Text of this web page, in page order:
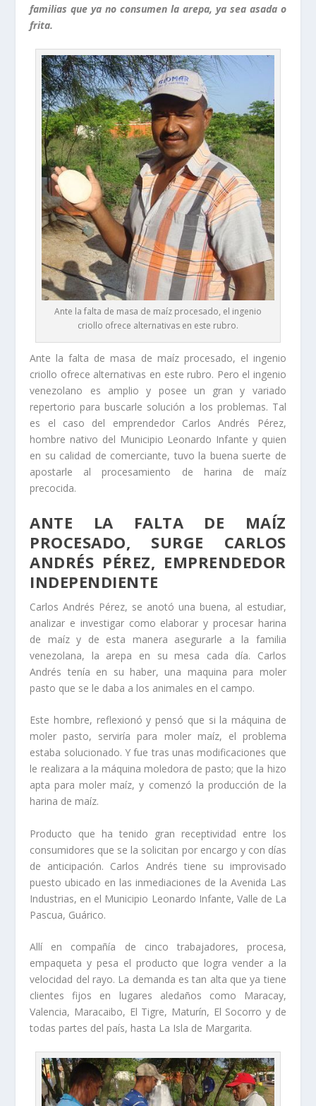
familias que ya no consumen la arepa, ya sea asada o
frita.
Ante la falta de masa de maíz procesado, el ingenio
criollo ofrece alternativas en este rubro.
Ante la falta de masa de maíz procesado, el ingenio
criollo ofrece alternativas en este rubro. Pero el ingenio
venezolano es amplio y posee un gran y variado
repertorio para buscarle solución a los problemas. Tal
es el caso del emprendedor Carlos Andrés Pérez,
hombre nativo del Municipio Leonardo Infante y quien
en su calidad de comerciante, tuvo la buena suerte de
apostarle al procesamiento de harina de maíz
precocida.
ANTE LA FALTA DE MAÍZ
PROCESADO, SURGE CARLOS
ANDRÉS PÉREZ, EMPRENDEDOR
INDEPENDIENTE
Carlos Andrés Pérez, se anotó una buena, al estudiar,
analizar e investigar como elaborar y procesar harina
de maíz y de esta manera asegurarle a la familia
venezolana, la arepa en su mesa cada día. Carlos
Andrés tenía en su haber, una maquina para moler
pasto que se le daba a los animales en el campo.
Este hombre, reflexionó y pensó que si la máquina de
moler pasto, serviría para moler maíz, el problema
estaba solucionado. Y fue tras unas modificaciones que
le realizara a la máquina moledora de pasto; que la hizo
apta para moler maíz, y comenzó la producción de la
harina de maíz.
Producto que ha tenido gran receptividad entre los
consumidores que se la solicitan por encargo y con días
de anticipación. Carlos Andrés tiene su improvisado
puesto ubicado en las inmediaciones de la Avenida Las
Industrias, en el Municipio Leonardo Infante, Valle de La
Pascua, Guárico.
Allí en compañía de cinco trabajadores, procesa,
empaqueta y pesa el producto que logra vender a la
velocidad del rayo. La demanda es tan alta que ya tiene
clientes fijos en lugares aledaños como Maracay,
Valencia, Maracaibo, El Tigre, Maturín, El Socorro y de
todas partes del país, hasta La Isla de Margarita.